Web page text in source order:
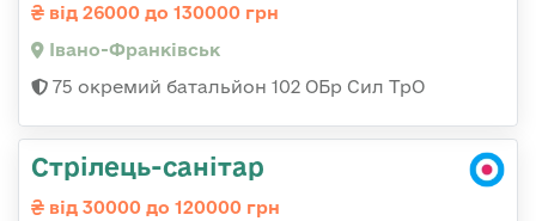
від 26000 до 130000 грн
Івано-Франківськ
75 окремий батальйон 102 ОБр Сил ТрО
Стрілець-санітар
від 30000 до 120000 грн